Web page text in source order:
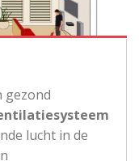
gezond
lucht in de